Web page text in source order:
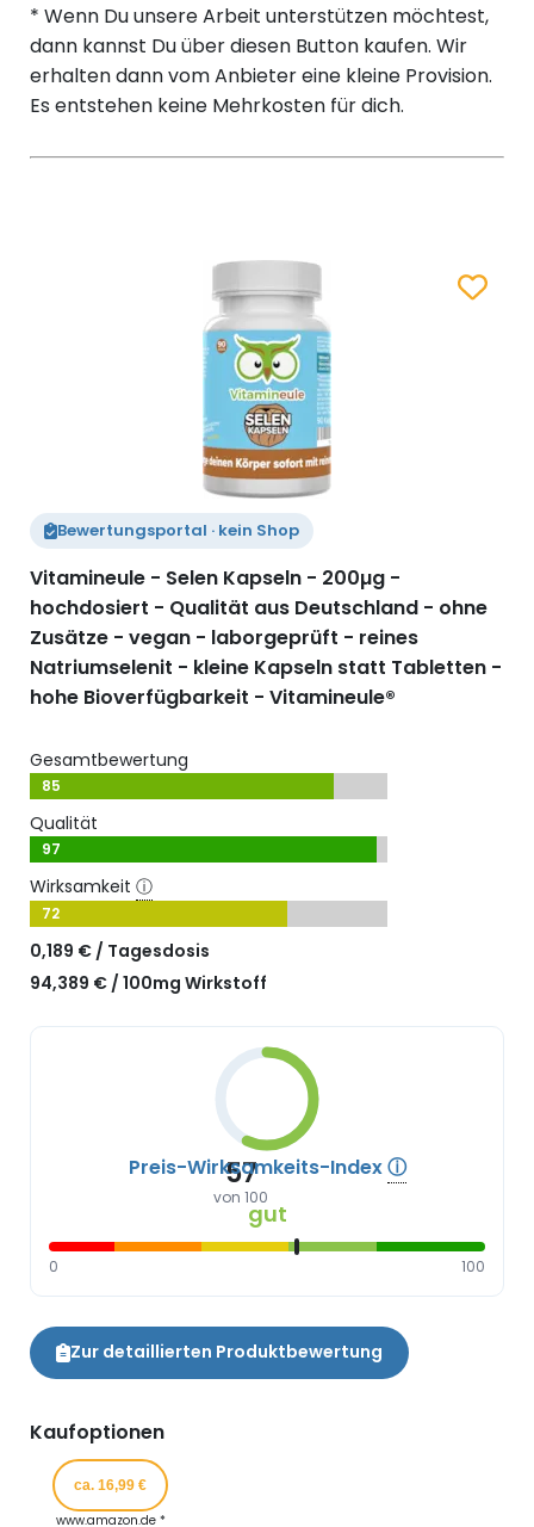
* Wenn Du unsere Arbeit unterstützen möchtest,
dann kannst Du über diesen Button kaufen. Wir
erhalten dann vom Anbieter eine kleine Provision.
Es entstehen keine Mehrkosten für dich.
Bewertungsportal · kein Shop
Vitamineule - Selen Kapseln - 200µg -
hochdosiert - Qualität aus Deutschland - ohne
Zusätze - vegan - laborgeprüft - reines
Natriumselenit - kleine Kapseln statt Tabletten -
hohe Bioverfügbarkeit - Vitamineule®
Gesamtbewertung
85
Qualität
97
Wirksamkeit ⓘ
72
0,189 € / Tagesdosis
94,389 € / 100mg Wirkstoff
57
von 100
Preis-Wirksamkeits-Indexⓘ
gut
0 100
Zur detaillierten Produktbewertung
Kaufoptionen
ca. 16,99 €
www.amazon.de *